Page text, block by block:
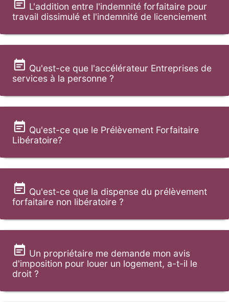
L'addition entre l'indemnité forfaitaire pour
travail dissimulé et l'indemnité de licenciement
Qu'est-ce que l'accélérateur Entreprises de
services à la personne ?
Qu'est-ce que le Prélèvement Forfaitaire
Libératoire?
Qu'est-ce que la dispense du prélèvement
forfaitaire non libératoire ?
Un propriétaire me demande mon avis
d'imposition pour louer un logement, a-t-il le
droit ?